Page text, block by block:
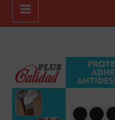
Main